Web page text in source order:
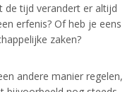
tijd verandert er altijd
erfenis? Of heb je eens
zaken?
andere manier regelen,